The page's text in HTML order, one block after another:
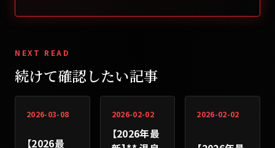
NEXT READ
続けて確認したい記事
2026-03-08
【2026最
2026-02-02
【2026年最
2026-02-02